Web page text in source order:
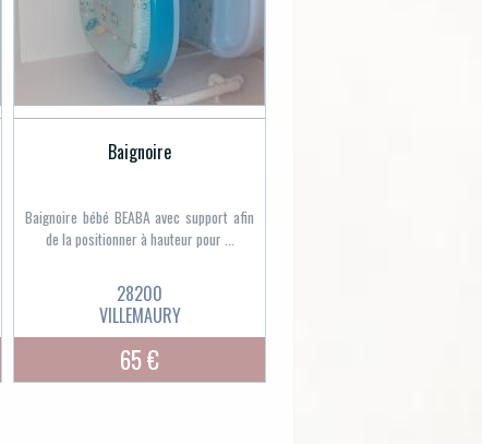
Baignoire
Baignoire bébé BEABA avec support afin
de la positionner à hauteur pour ...
28200
VILLEMAURY
65 €